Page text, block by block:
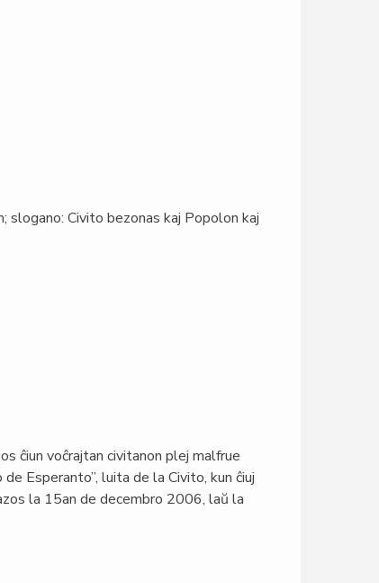
slogano: Civito bezonas kaj Popolon kaj
ĉiun voĉrajtan civitanon plej malfrue
Esperanto”, luita de la Civito, kun ĉiuj
la 15an de decembro 2006, laŭ la